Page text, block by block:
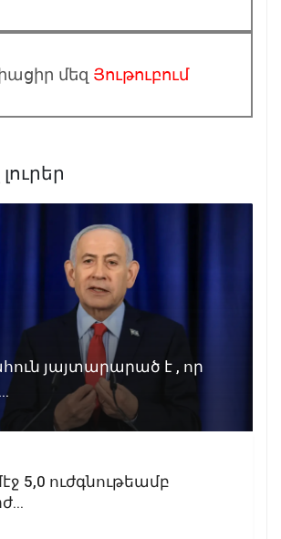
մեզ Յութուբում
յայտարարած է , որ
5,0 ուժգնութեամբ